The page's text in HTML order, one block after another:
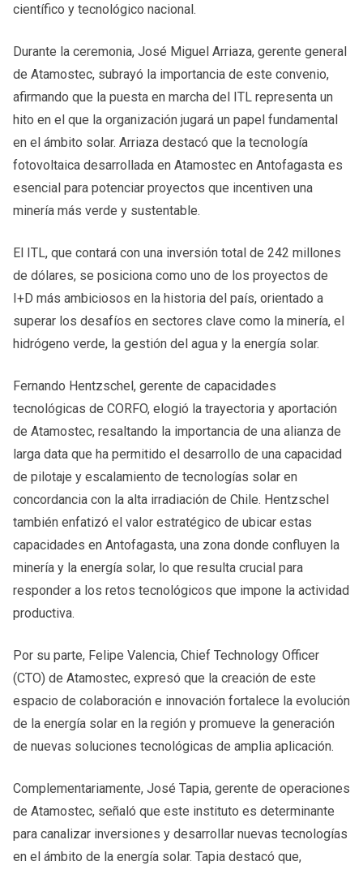
científico y tecnológico nacional.
Durante la ceremonia, José Miguel Arriaza, gerente general
de Atamostec, subrayó la importancia de este convenio,
afirmando que la puesta en marcha del ITL representa un
hito en el que la organización jugará un papel fundamental
en el ámbito solar. Arriaza destacó que la tecnología
fotovoltaica desarrollada en Atamostec en Antofagasta es
esencial para potenciar proyectos que incentiven una
minería más verde y sustentable.
El ITL, que contará con una inversión total de 242 millones
de dólares, se posiciona como uno de los proyectos de
I+D más ambiciosos en la historia del país, orientado a
superar los desafíos en sectores clave como la minería, el
hidrógeno verde, la gestión del agua y la energía solar.
Fernando Hentzschel, gerente de capacidades
tecnológicas de CORFO, elogió la trayectoria y aportación
de Atamostec, resaltando la importancia de una alianza de
larga data que ha permitido el desarrollo de una capacidad
de pilotaje y escalamiento de tecnologías solar en
concordancia con la alta irradiación de Chile. Hentzschel
también enfatizó el valor estratégico de ubicar estas
capacidades en Antofagasta, una zona donde confluyen la
minería y la energía solar, lo que resulta crucial para
responder a los retos tecnológicos que impone la actividad
productiva.
Por su parte, Felipe Valencia, Chief Technology Officer
(CTO) de Atamostec, expresó que la creación de este
espacio de colaboración e innovación fortalece la evolución
de la energía solar en la región y promueve la generación
de nuevas soluciones tecnológicas de amplia aplicación.
Complementariamente, José Tapia, gerente de operaciones
de Atamostec, señaló que este instituto es determinante
para canalizar inversiones y desarrollar nuevas tecnologías
en el ámbito de la energía solar. Tapia destacó que,